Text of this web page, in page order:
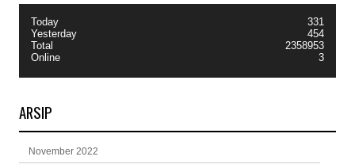
Today
Yesterday
Total
Online
331
454
2358953
3
ARSIP
November 2022